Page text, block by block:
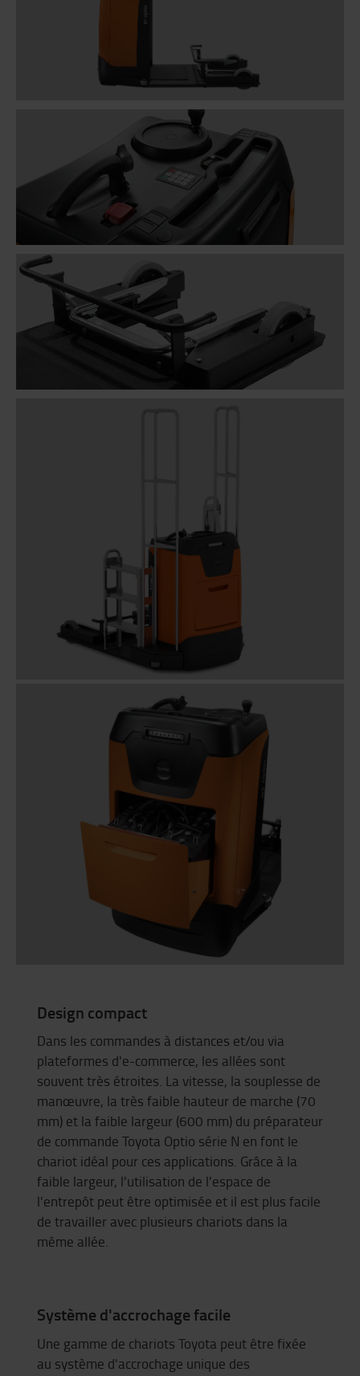
Design compact
Dans les commandes à distances et/ou via
plateformes d'e-commerce, les allées sont
souvent très étroites. La vitesse, la souplesse de
manœuvre, la très faible hauteur de marche (70
mm) et la faible largeur (600 mm) du préparateur
de commande Toyota Optio série N en font le
chariot idéal pour ces applications. Grâce à la
faible largeur, l'utilisation de l'espace de
l'entrepôt peut être optimisée et il est plus facile
de travailler avec plusieurs chariots dans la
même allée.
Système d'accrochage facile
Une gamme de chariots Toyota peut être fixée
au système d'accrochage unique des